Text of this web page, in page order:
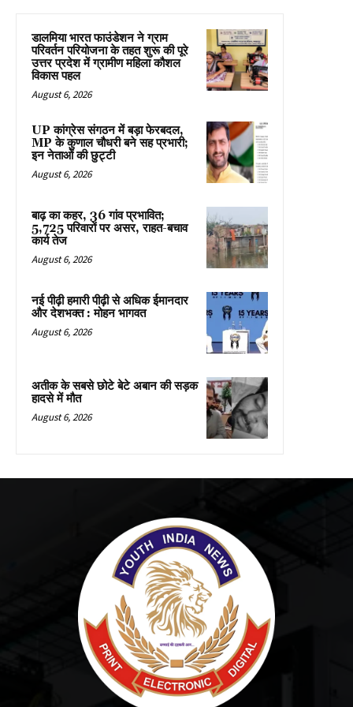
डालमिया भारत फाउंडेशन ने ग्राम
परिवर्तन परियोजना के तहत शुरू की पूरे
उत्तर प्रदेश में ग्रामीण महिला कौशल
विकास पहल
August 6, 2026
UP कांग्रेस संगठन में बड़ा फेरबदल,
MP के कुणाल चौधरी बने सह प्रभारी;
इन नेताओं की छुट्टी
August 6, 2026
बाढ़ का कहर, 36 गांव प्रभावित;
5,725 परिवारों पर असर, राहत-बचाव
कार्य तेज
August 6, 2026
नई पीढ़ी हमारी पीढ़ी से अधिक ईमानदार
और देशभक्त : मोहन भागवत
August 6, 2026
अतीक के सबसे छोटे बेटे अबान की सड़क
हादसे में मौत
August 6, 2026